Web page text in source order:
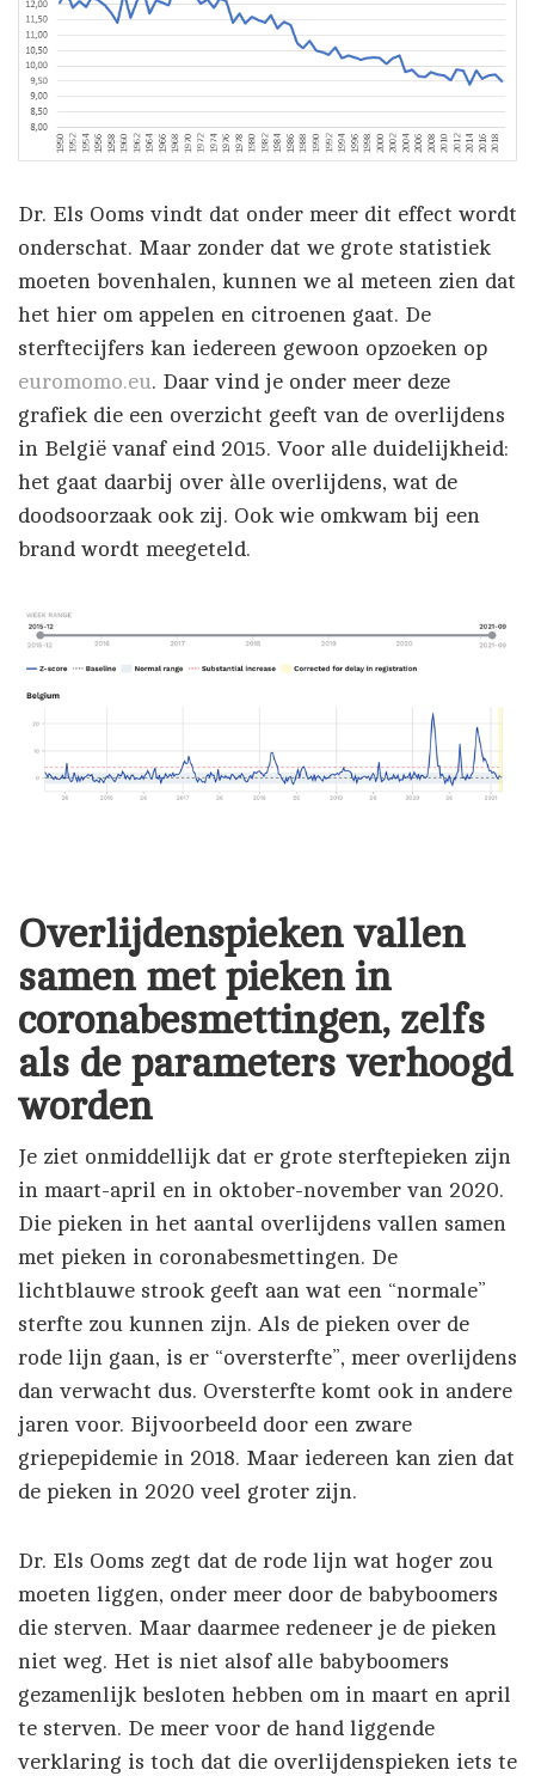
Dr. Els Ooms vindt dat onder meer dit effect wordt
onderschat. Maar zonder dat we grote statistiek
moeten bovenhalen, kunnen we al meteen zien dat
het hier om appelen en citroenen gaat. De
sterftecijfers kan iedereen gewoon opzoeken op
euromomo.eu. Daar vind je onder meer deze
grafiek die een overzicht geeft van de overlijdens
in België vanaf eind 2015. Voor alle duidelijkheid:
het gaat daarbij over àlle overlijdens, wat de
doodsoorzaak ook zij. Ook wie omkwam bij een
brand wordt meegeteld.
Overlijdenspieken vallen
samen met pieken in
coronabesmettingen, zelfs
als de parameters verhoogd
worden
Je ziet onmiddellijk dat er grote sterftepieken zijn
in maart-april en in oktober-november van 2020.
Die pieken in het aantal overlijdens vallen samen
met pieken in coronabesmettingen. De
lichtblauwe strook geeft aan wat een “normale”
sterfte zou kunnen zijn. Als de pieken over de
rode lijn gaan, is er “oversterfte”, meer overlijdens
dan verwacht dus. Oversterfte komt ook in andere
jaren voor. Bijvoorbeeld door een zware
griepepidemie in 2018. Maar iedereen kan zien dat
de pieken in 2020 veel groter zijn.
Dr. Els Ooms zegt dat de rode lijn wat hoger zou
moeten liggen, onder meer door de babyboomers
die sterven. Maar daarmee redeneer je de pieken
niet weg. Het is niet alsof alle babyboomers
gezamenlijk besloten hebben om in maart en april
te sterven. De meer voor de hand liggende
verklaring is toch dat die overlijdenspieken iets te